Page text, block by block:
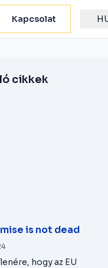
Kapcsolat
cikkek
is not dead
hogy az EU